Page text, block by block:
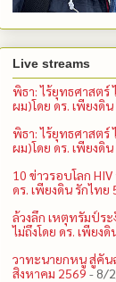
Live streams
พิธา: ไร้ยุทธศาสตร์
ผม)โดย ดร. เพียงดิ
พิธา: ไร้ยุทธศาสตร์
ผม)โดย ดร. เพียงดิ
10 ข่าวรอบโลก
ดร. เพียงดิน รักไทย
ล้วงลึก เหตุทรัมป์ร
ไม่ถึงโดย ดร. เพียง
วาทะนายกหนู สู่คัน
สิงหาคม 2569 - 8/